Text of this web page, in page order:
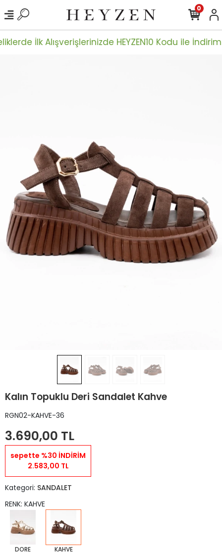
İlk Alışverişlerinizde HEYZEN10 Kodu ile
0
Kalın Topuklu Deri Sandalet Kahve
RGN02-KAHVE-36
3.690,00 TL
sepette %30 İNDİRİM
2.583,00 TL
Kategori: SANDALET
RENK: KAHVE
DORE KAHVE